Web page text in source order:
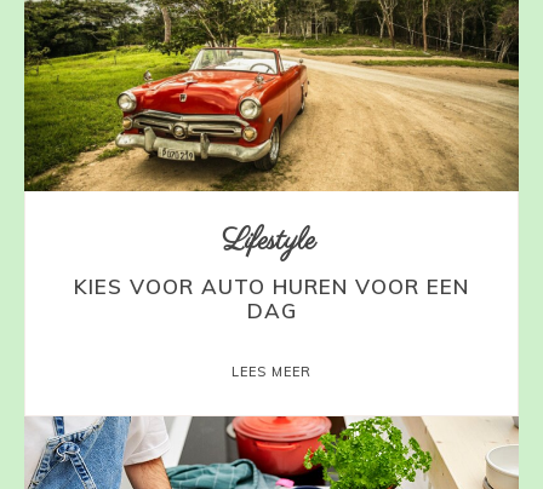
Lifestyle
KIES VOOR AUTO HUREN VOOR EEN
DAG
LEES MEER